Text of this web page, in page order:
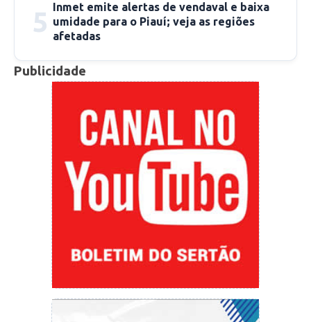
5 Inmet emite alertas de vendaval e baixa
umidade para o Piauí; veja as regiões
afetadas
Publicidade